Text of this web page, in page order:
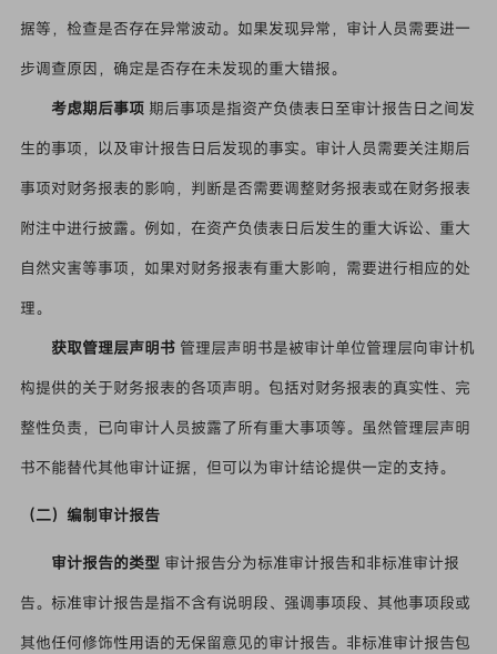
据等，检查是否存在异常波动。如果发现异常，审计人员需要进一
步调查原因，确定是否存在未发现的重大错报。
考虑期后事项期后事项是指资产负债表日至审计报告日之间发
生的事项，以及审计报告日后发现的事实。审计人员需要关注期后
事项对财务报表的影响，判断是否需要调整财务报表或在财务报表
附注中进行披露。例如，在资产负债表日后发生的重大诉讼、重大
自然灾害等事项，如果对财务报表有重大影响，需要进行相应的处
理。
获取管理层声明书管理层声明书是被审计单位管理层向审计机
构提供的关于财务报表的各项声明。包括对财务报表的真实性、完
整性负责，已向审计人员披露了所有重大事项等。虽然管理层声明
书不能替代其他审计证据，但可以为审计结论提供一定的支持。
（二）编制审计报告
审计报告的类型 审计报告分为标准审计报告和非标准审计报
告。标准审计报告是指不含有说明段、强调事项段、其他事项段或
其他任何修饰性用语的无保留意见的审计报告。非标准审计报告包